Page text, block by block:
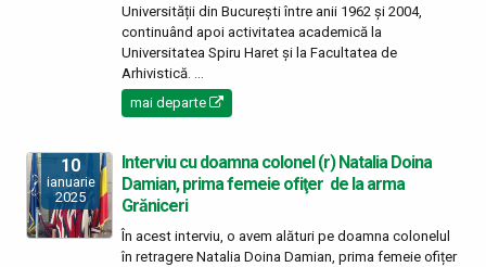
Universității din București între anii 1962 și 2004,
continuând apoi activitatea academică la
Universitatea Spiru Haret și la Facultatea de
Arhivistică. ...
mai departe
10
ianuarie
2025
Interviu cu doamna colonel (r) Natalia Doina
Damian, prima femeie ofiţer de la arma
Grăniceri
În acest interviu, o avem alături pe doamna colonelul
în retragere Natalia Doina Damian, prima femeie ofițer